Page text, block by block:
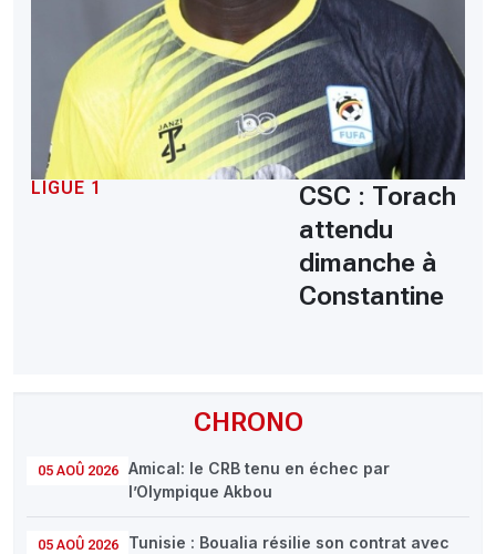
CHRONO
05 AOÛ 2026
Amical: le CRB tenu en échec par
l’Olympique Akbou
05 AOÛ 2026
Tunisie : Boualia résilie son contrat avec
LIGUE 1
CSC : Torach
attendu
dimanche à
Constantine